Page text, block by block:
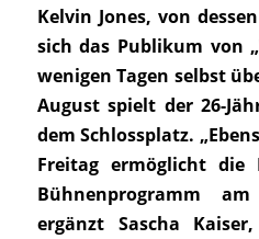
Kelvin Jones, von
sich das Publikum von
wenigen Tagen selbst
August spielt der 26-
dem Schlossplatz.
Freitag ermöglicht die
Bühnenprogramm am
ergänzt Sascha